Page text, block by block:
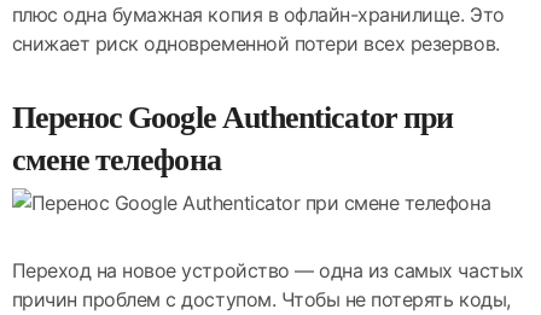
плюс одна бумажная копия в офлайн-хранилище. Это
снижает риск одновременной потери всех резервов.
Перенос Google Authenticator при
смене телефона
Переход на новое устройство — одна из самых частых
причин проблем с доступом. Чтобы не потерять коды,